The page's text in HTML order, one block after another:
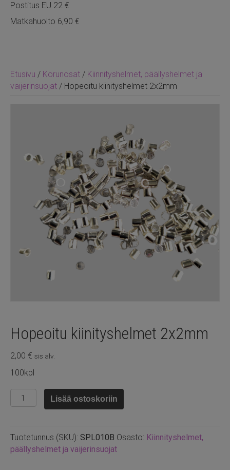
Etusivu / Korunosat / Kiinnityshelmet, päällyshelmet ja
vaijerinsuojat / Hopeoitu kiinityshelmet 2x2mm
Hopeoitu kiinityshelmet 2x2mm
2,00 € sis alv.
100kpl
Hopeoitu
kiinityshelmet
Lisää ostoskoriin
Tuotetunnus (SKU): SPL010B Osasto: Kiinnityshelmet,
päällyshelmet ja vaijerinsuojat
Postitus EU 22 €
Matkahuolto 6,90 €